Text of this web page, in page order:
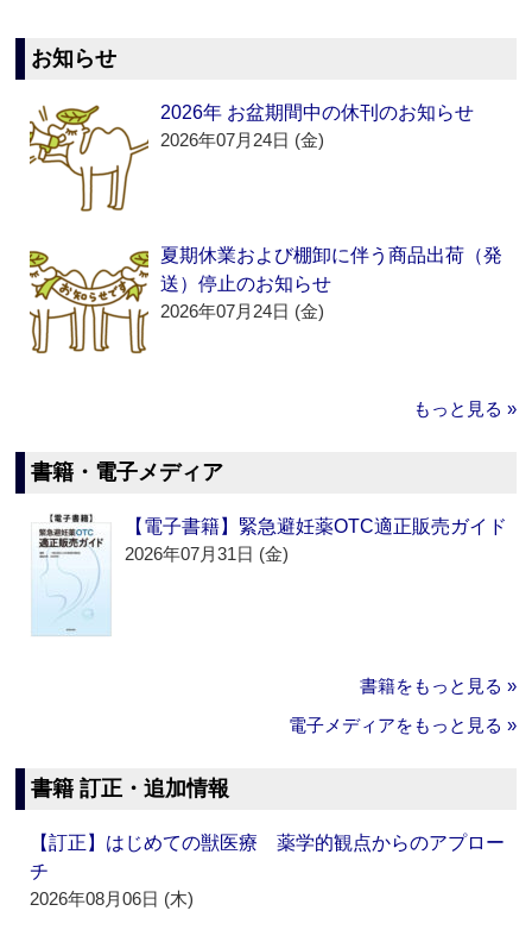
お知らせ
2026年 お盆期間中の休刊のお知らせ
2026年07月24日 (金)
夏期休業および棚卸に伴う商品出荷（発
送）停止のお知らせ
2026年07月24日 (金)
もっと見る »
書籍・電子メディア
【電子書籍】緊急避妊薬OTC適正販売ガイド
2026年07月31日 (金)
書籍をもっと見る »
電子メディアをもっと見る »
書籍 訂正・追加情報
【訂正】はじめての獣医療 薬学的観点からのアプロー
チ
2026年08月06日 (木)